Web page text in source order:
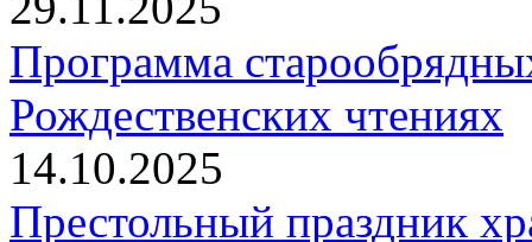
Программа
Рождественских чтениях
14.10.2025
Престольный праздник